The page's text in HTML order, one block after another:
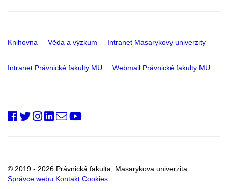
Knihovna Věda a výzkum Intranet Masarykovy univerzity
Intranet Právnické fakulty MU Webmail Právnické fakulty MU
© 2019 - 2026 Právnická fakulta, Masarykova univerzita
Správce webu Kontakt Cookies
PrfMUni
@PrF_MU
@muni_prf
prfmuni
Oddělení
Fakultní